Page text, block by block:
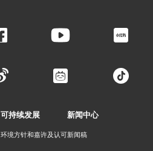
可持续发展
环境方针和嘉许及认可
新闻中心
新闻稿